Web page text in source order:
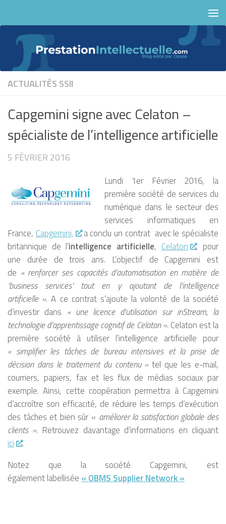
ACTUALITÉS SSII
Capgemini signe avec Celaton –
spécialiste de l’intelligence artificielle
5 FÉVRIER 2016
Lundi 1er Février 2016, la
première société de services du
numérique dans le secteur des
services informatiques en
France, Capgemini,
a conclu un contrat avec le spécialiste
britannique de l’intelligence artificielle, Celaton
, pour
une durée de trois ans. L’objectif de Capgemini est
de « renforcer ses capacités d’automatisation en matière de
‘business services’ tout en y ajoutant de l’intelligence
artificielle ». A ce contrat s’ajoute la volonté de la société
d’investir dans « une licence d’utilisation sur inStream, la
technologie d’apprentissage cognitif de Celaton ». Celaton est la
première société à utiliser l’intelligence artificielle pour
« simplifier les tâches de bureau intensives et la prise de
décision dans le traitement du contenu »tel que les e-mail,
courriers, papiers, fax et les flux de médias sociaux par
exemple. Ainsi, cette coopération permettra à Capgemini
d’accroître son efficacité, de réduire les temps d’exécution
des tâches et bien sûr « améliorer la satisfaction globale des
clients ». Retrouvez davantage d’informations en cliquant
ici
.
Notez que la société Capgemini, est
également labellisée « OBMS Supplier Network »